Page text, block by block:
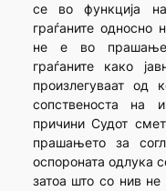
се во функција
граѓаните односно
не е во прашање
граѓаните како
произлегуваат од
сопственоста на
причини Судот
прашањето за
оспороната одлука
затоа што со нив не